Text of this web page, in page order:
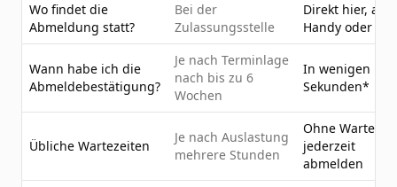
Wo findet die
Abmeldung statt?
Bei der
Zulassungsstelle
Direkt hier, am
Handy oder PC
Wann habe ich die
Abmeldebestätigung?
Je nach Terminlage
nach bis zu 6
Wochen
In wenigen
Sekunden*
Übliche Wartezeiten
Je nach Auslastung
mehrere Stunden
Ohne Wartezeit
jederzeit
abmelden